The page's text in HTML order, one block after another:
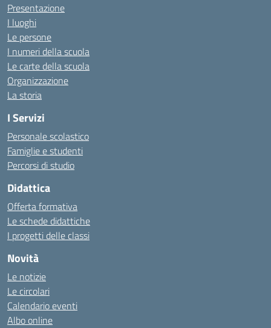
Presentazione
I luoghi
Le persone
I numeri della scuola
Le carte della scuola
Organizzazione
La storia
I Servizi
Personale scolastico
Famiglie e studenti
Percorsi di studio
Didattica
Offerta formativa
Le schede didattiche
I progetti delle classi
Novità
Le notizie
Le circolari
Calendario eventi
Albo online